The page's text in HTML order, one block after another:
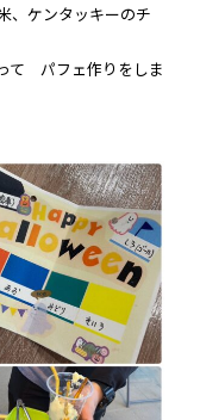
ケンタッキーのチ
て パフェ作りをしま